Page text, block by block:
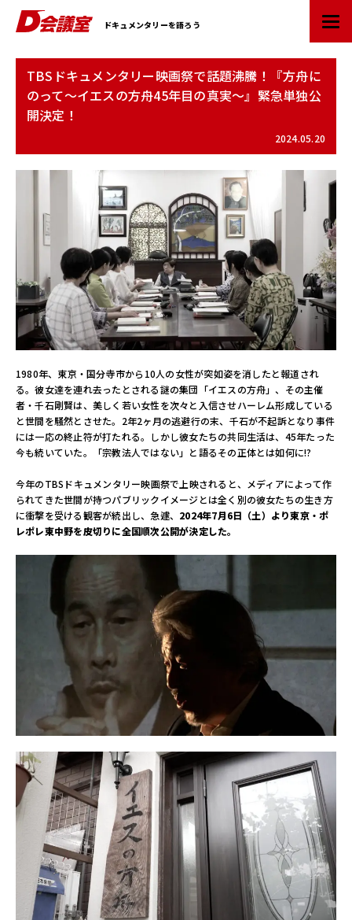
D
会
キ
情
報
ポ
ー
タ
サ
イ
ト
ドキュメンタリーを語ろう
TBSドキュメンタリー映画祭で話題沸騰！『方舟に
のって～イエスの方舟45年目の真実～』緊急単独公
開決定！
2024.05.20
1980年、東京・国分寺市から10人の女性が突如姿を消したと報道され
る。彼女達を連れ去ったとされる謎の集団「イエスの方舟」、その主催
者・千石剛賢は、美しく若い女性を次々と入信させハーレム形成している
と世間を騒然とさせた。2年2ヶ月の逃避行の末、千石が不起訴となり事件
には一応の終止符が打たれる。しかし彼女たちの共同生活は、45年たった
今も続いていた。「宗教法人ではない」と語るその正体とは如何に!?
今年のTBSドキュメンタリー映画祭で上映されると、メディアによって作
られてきた世間が持つパブリックイメージとは全く別の彼女たちの生き方
に衝撃を受ける観客が続出し、急遽、 2024年7月6日（土）より東京・ポ
レポレ東中野を皮切りに全国順次公開が決定した。